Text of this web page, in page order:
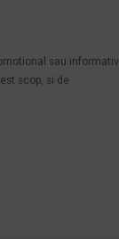
sau informativ
scop, si de